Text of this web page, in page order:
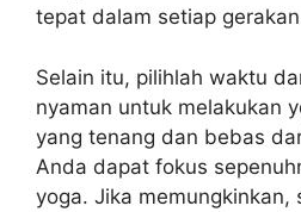
tepat dalam setiap
Selain itu, pilihlah waktu
nyaman untuk melakukan
yang tenang dan bebas
Anda dapat fokus
yoga. Jika memungkinkan,